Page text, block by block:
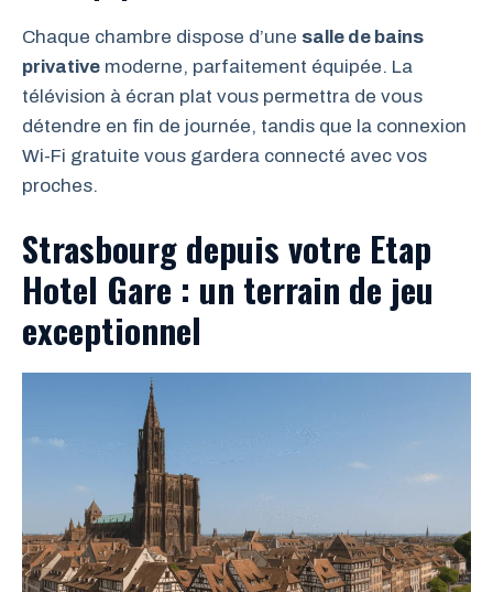
Chaque chambre dispose d’une salle de bains
privative moderne, parfaitement équipée. La
télévision à écran plat vous permettra de vous
détendre en fin de journée, tandis que la connexion
Wi-Fi gratuite vous gardera connecté avec vos
proches.
Strasbourg depuis votre Etap
Hotel Gare : un terrain de jeu
exceptionnel